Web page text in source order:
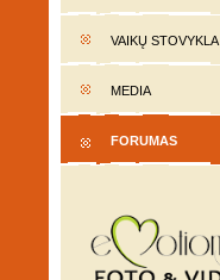
VAIKŲ STOVYKLA
MEDIA
FORUMAS